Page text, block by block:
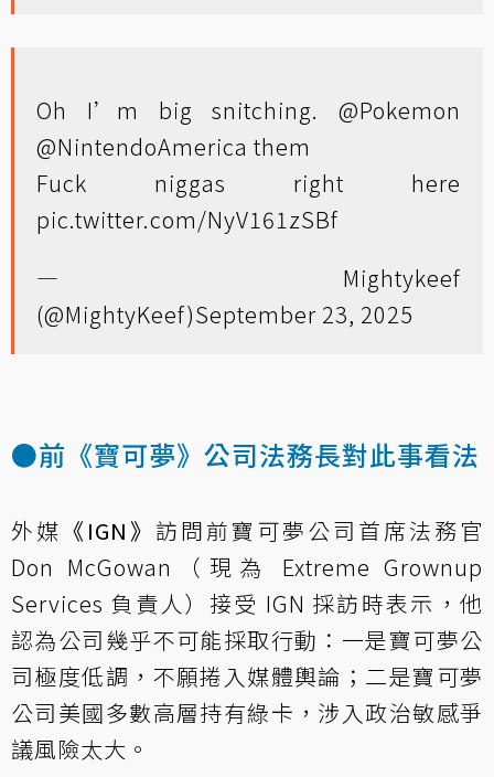
Oh I’m big snitching. @Pokemon
@NintendoAmerica them
Fuck niggas right here
pic.twitter.com/NyV161zSBf
— Mightykeef
(@MightyKeef)September 23, 2025
●前《寶可夢》公司法務長對此事看法
外媒 《IGN》 訪問前寶可夢公司首席法務官
Don McGowan（現為 Extreme Grownup
Services 負責人）接受 IGN 採訪時表示，他
認為公司幾乎不可能採取行動：一是寶可夢公
司極度低調，不願捲入媒體輿論；二是寶可夢
公司美國多數高層持有綠卡，涉入政治敏感爭
議風險太大。